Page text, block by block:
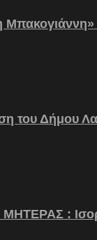
του Δήμου
: